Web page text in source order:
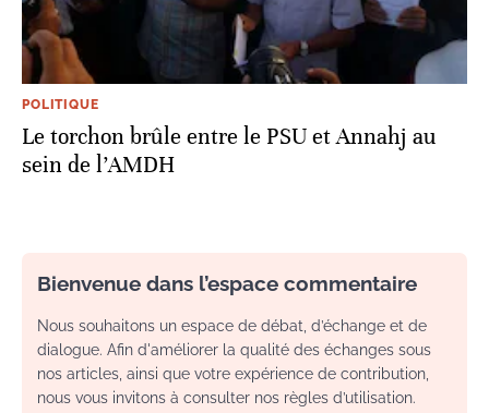
POLITIQUE
Le torchon brûle entre le PSU et Annahj au
sein de l’AMDH
Bienvenue dans l’espace commentaire
Nous souhaitons un espace de débat, d’échange et de
dialogue. Afin d'améliorer la qualité des échanges sous
nos articles, ainsi que votre expérience de contribution,
nous vous invitons à consulter nos règles d’utilisation.